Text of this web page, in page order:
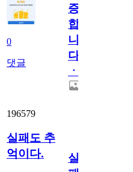
0
댓글
증
합
니
다
ㆍ
196579
실패도 추
억이다.
실